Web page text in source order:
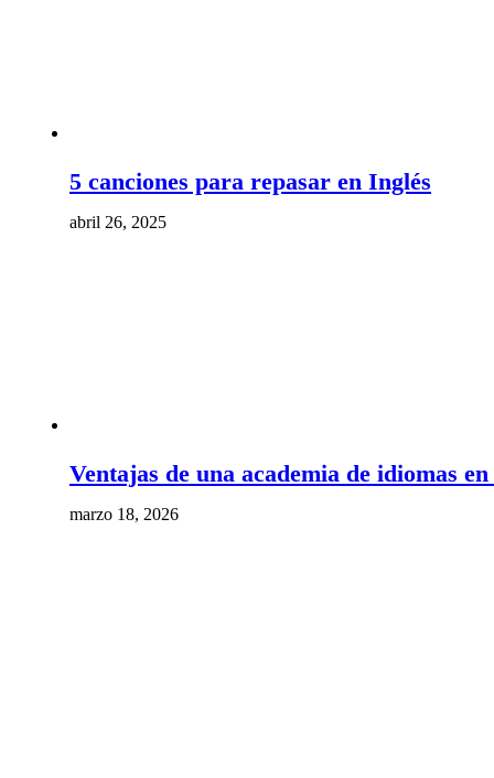
5 canciones para repasar en Inglés
abril 26, 2025
Ventajas de una academia de idiomas
marzo 18, 2026